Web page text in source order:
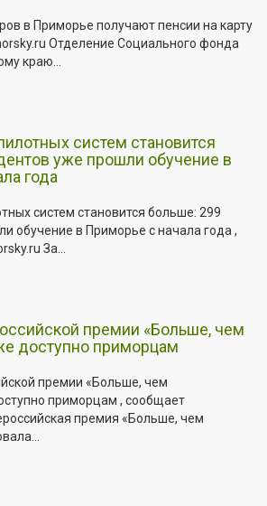
в Приморье получают пенсии на карту
Отделение Социального фонда
краю...
систем становится
уже прошли обучение в
года
систем становится больше: 299
обучение в Приморье с начала года ,
За...
премии «Больше, чем
доступно приморцам
премии «Больше, чем
приморцам , сообщает
премия «Больше, чем